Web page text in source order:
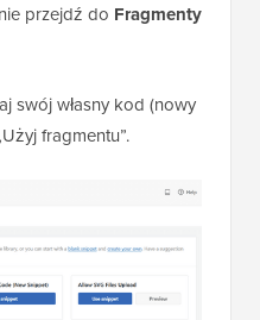
przejdź do Fragmenty
swój własny kod (nowy
fragmentu”.